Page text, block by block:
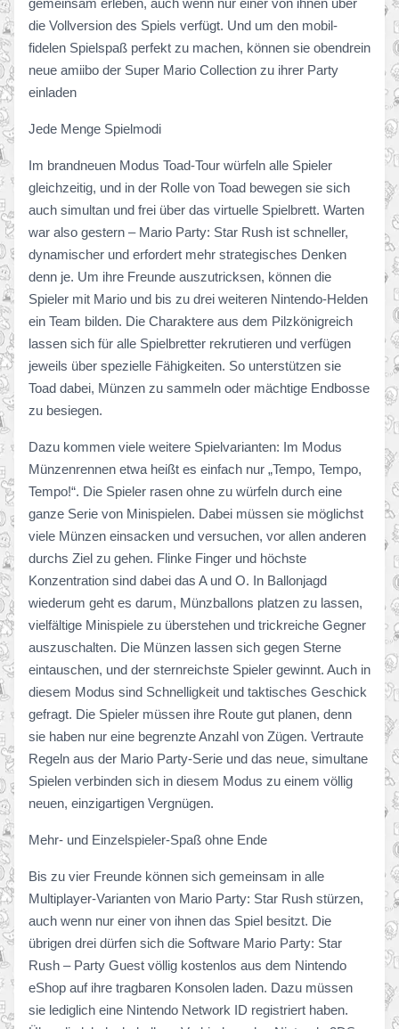
gemeinsam erleben, auch wenn nur einer von ihnen über
die Vollversion des Spiels verfügt. Und um den mobil-
fidelen Spielspaß perfekt zu machen, können sie obendrein
neue amiibo der Super Mario Collection zu ihrer Party
einladen
Jede Menge Spielmodi
Im brandneuen Modus Toad-Tour würfeln alle Spieler
gleichzeitig, und in der Rolle von Toad bewegen sie sich
auch simultan und frei über das virtuelle Spielbrett. Warten
war also gestern – Mario Party: Star Rush ist schneller,
dynamischer und erfordert mehr strategisches Denken
denn je. Um ihre Freunde auszutricksen, können die
Spieler mit Mario und bis zu drei weiteren Nintendo-Helden
ein Team bilden. Die Charaktere aus dem Pilzkönigreich
lassen sich für alle Spielbretter rekrutieren und verfügen
jeweils über spezielle Fähigkeiten. So unterstützen sie
Toad dabei, Münzen zu sammeln oder mächtige Endbosse
zu besiegen.
Dazu kommen viele weitere Spielvarianten: Im Modus
Münzenrennen etwa heißt es einfach nur „Tempo, Tempo,
Tempo!“. Die Spieler rasen ohne zu würfeln durch eine
ganze Serie von Minispielen. Dabei müssen sie möglichst
viele Münzen einsacken und versuchen, vor allen anderen
durchs Ziel zu gehen. Flinke Finger und höchste
Konzentration sind dabei das A und O. In Ballonjagd
wiederum geht es darum, Münzballons platzen zu lassen,
vielfältige Minispiele zu überstehen und trickreiche Gegner
auszuschalten. Die Münzen lassen sich gegen Sterne
eintauschen, und der sternreichste Spieler gewinnt. Auch in
diesem Modus sind Schnelligkeit und taktisches Geschick
gefragt. Die Spieler müssen ihre Route gut planen, denn
sie haben nur eine begrenzte Anzahl von Zügen. Vertraute
Regeln aus der Mario Party-Serie und das neue, simultane
Spielen verbinden sich in diesem Modus zu einem völlig
neuen, einzigartigen Vergnügen.
Mehr- und Einzelspieler-Spaß ohne Ende
Bis zu vier Freunde können sich gemeinsam in alle
Multiplayer-Varianten von Mario Party: Star Rush stürzen,
auch wenn nur einer von ihnen das Spiel besitzt. Die
übrigen drei dürfen sich die Software Mario Party: Star
Rush – Party Guest völlig kostenlos aus dem Nintendo
eShop auf ihre tragbaren Konsolen laden. Dazu müssen
sie lediglich eine Nintendo Network ID registriert haben.